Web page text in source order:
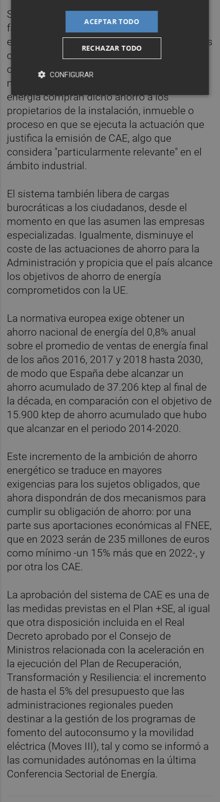
Según Transición Ecológica, el sistema
favorece la inversión en tecnologías
eficientes, reduce la factura energética de los
consumidores y les permite obtener una
contraprestación por este ahorro, desde el
momento en que las comercializadoras de
energía compran dicho ahorro a los
propietarios de la instalación, inmueble o
proceso en que se ejecuta la actuación que
justifica la emisión de CAE, algo que
considera "particularmente relevante" en el
ámbito industrial.
El sistema también libera de cargas
burocráticas a los ciudadanos, desde el
momento en que las asumen las empresas
especializadas. Igualmente, disminuye el
coste de las actuaciones de ahorro para la
Administración y propicia que el país alcance
los objetivos de ahorro de energía
comprometidos con la UE.
La normativa europea exige obtener un
ahorro nacional de energía del 0,8% anual
sobre el promedio de ventas de energía final
de los años 2016, 2017 y 2018 hasta 2030,
de modo que España debe alcanzar un
ahorro acumulado de 37.206 ktep al final de
la década, en comparación con el objetivo de
15.900 ktep de ahorro acumulado que hubo
que alcanzar en el periodo 2014-2020.
Este incremento de la ambición de ahorro
energético se traduce en mayores
exigencias para los sujetos obligados, que
ahora dispondrán de dos mecanismos para
cumplir su obligación de ahorro: por una
parte sus aportaciones económicas al FNEE,
que en 2023 serán de 235 millones de euros
como mínimo -un 15% más que en 2022-, y
por otra los CAE.
La aprobación del sistema de CAE es una de
las medidas previstas en el Plan +SE, al igual
que otra disposición incluida en el Real
Decreto aprobado por el Consejo de
Ministros relacionada con la aceleración en
la ejecución del Plan de Recuperación,
Transformación y Resiliencia: el incremento
de hasta el 5% del presupuesto que las
administraciones regionales pueden
destinar a la gestión de los programas de
fomento del autoconsumo y la movilidad
eléctrica (Moves III), tal y como se informó a
las comunidades autónomas en la última
Conferencia Sectorial de Energía.
ACEPTAR TODO
RECHAZAR TODO
CONFIGURAR